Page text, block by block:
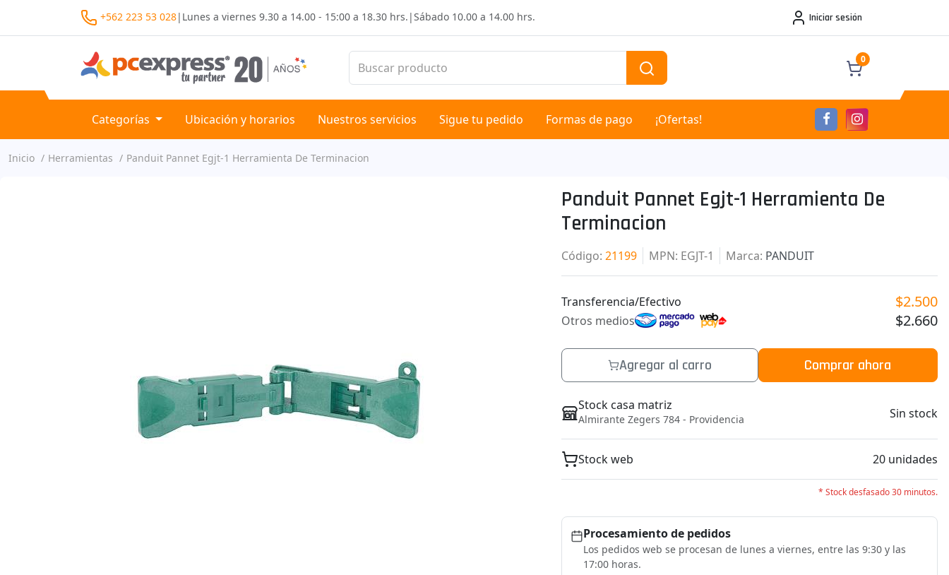
+562 223 53 028| Lunes a viernes 9.30 a 14.00 - 15:00 a 18.30 hrs. |Sábado 10.00 a 14.00 hrs. Iniciar sesión
0
Categorías Ubicación y horarios Nuestros servicios Sigue tu pedido Formas de pago ¡Ofertas!
Inicio Herramientas Panduit Pannet Egjt-1 Herramienta De Terminacion
Panduit Pannet Egjt-1 Herramienta De
Terminacion
Código:21199 MPN: EGJT-1 Marca: PANDUIT
Transferencia/Efectivo $2.500
Otros medios $2.660
Agregar al carro Comprar ahora
Stock casa matriz
Almirante Zegers 784 - Providencia Sin stock
Stock web 20 unidades
* Stock desfasado 30 minutos.
Procesamiento de pedidos
Los pedidos web se procesan de lunes a viernes, entre las 9:30 y las
17:00 horas.